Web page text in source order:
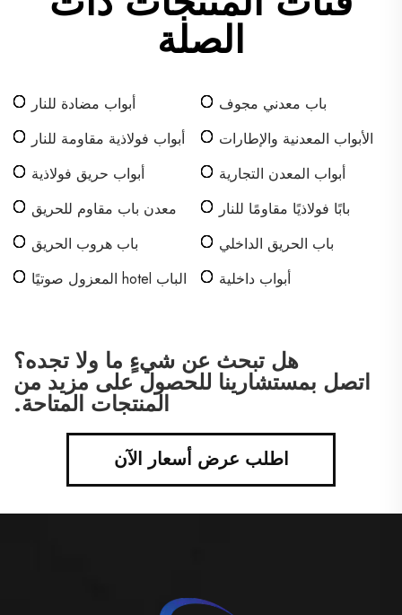
الصلة
باب معدني مجوف
أبواب مضادة للنار
الأبواب المعدنية والإطارات
أبواب فولاذية مقاومة للنار
أبواب المعدن التجارية
أبواب حريق فولاذية
بابًا فولاذيًا مقاومًا للنار
معدن باب مقاوم للحريق
باب الحريق الداخلي
باب هروب الحريق
أبواب داخلية
الباب hotel المعزول صوتيًا
هل تبحث عن شيءٍ ما ولا تجده؟
اتصل بمستشارينا للحصول على مزيد من
المنتجات المتاحة.
اطلب عرض أسعار الآن